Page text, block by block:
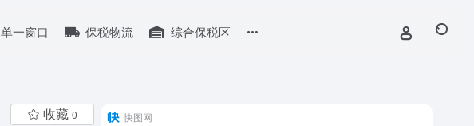
单一窗口 保税物流 综合保税区
收藏 0 快图网